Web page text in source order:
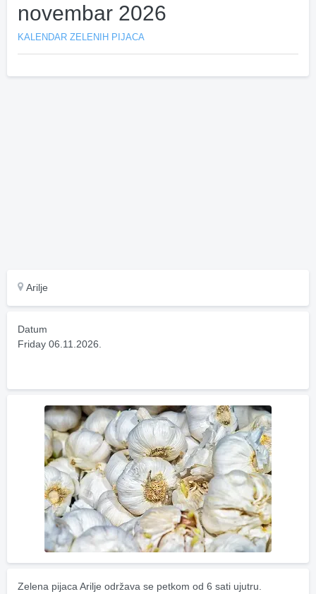
novembar 2026
KALENDAR ZELENIH PIJACA
Arilje
Datum
Friday 06.11.2026.
Zelena pijaca Arilje održava se petkom od 6 sati ujutru.